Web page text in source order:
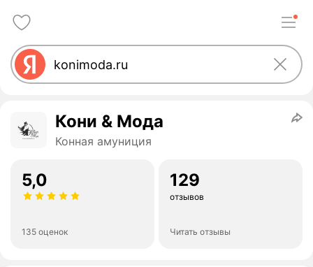
Кони & Мода
Конная амуниция
5,0
135 оценок
129
отзывов
Читать отзывы